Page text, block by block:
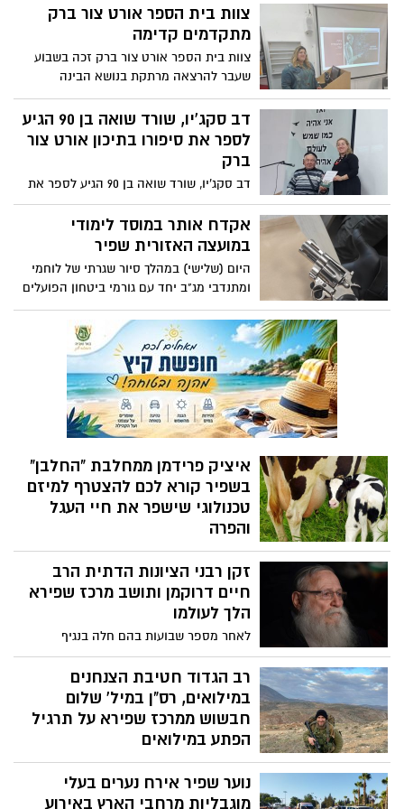
צאיג וקיבלו זריקת מוטיבציה לקראת השרות
הצבאי והחיים עצמם.
צוות בית הספר אורט צור ברק
מתקדמים קדימה
צוות בית הספר אורט צור ברק זכה בשבוע
שעבר להרצאה מרתקת בנושא הבינה
המלאכותית על ידי אביטל טוויטו אחת
המורות בצוות ומומחית בתחום
דב סקג'יו, שורד שואה בן 90 הגיע
לספר את סיפורו בתיכון אורט צור
ברק
דב סקג'יו, שורד שואה בן 90 הגיע לספר את
סיפורו לצוות המורים והתלמידים בבית הספר
התיכון אורט צור ברק. "אני מודה בכל לבי
לדב על השיתוף המרגש בזכותו ושכמותו אנו
המנהלת סיגל כהן
אקדח אותר במוסד לימודי
במועצה האזורית שפיר
היום (שלישי) במהלך סיור שגרתי של לוחמי
ומתנדבי מג"ב יחד עם גורמי ביטחון הפועלים
במועצה האזורית שפיר בדרום הבחינו
הכוחות בחפץ שהעלה את חשדם.
איציק פרידמן ממחלבת "החלבן"
בשפיר קורא לכם להצטרף למיזם
טכנולוגי שישפר את חיי העגל
והפרה
איציק פרידמן ממושב שפיר השקיע כ-600
אלף שקל ליצירת מכשור מיוחד לצורך הטמעת
טכנולוגיה בה לא יופרד העגל מאמו לאחר
הלידה. מדובר בבניית מכשור שיאפשר
כעת הוא יוצא במבצע גיוס המונים להשלמת
חיי העגל והפרה" היעד הוא חצי מיליון שקלים
שיאפשרו לסיים את הפרויקט
זקן רבני הציונות הדתית הרב
חיים דרוקמן ותושב מרכז שפירא
הלך לעולמו
לאחר מספר שבועות בהם חלה בנגיף
הקורונה הלך לעולמו זקן רבני הציונות הדתית,
ותושב המועצהנהאזורית שפיר, הרב חיים
דרוקמן בבית החולים הדסה עין כרם
בירושלים בן 90 היה בפטירתו מכל קצות
הקשת הפוליטית ספדו אחר לכתו
רב הגדוד חטיבת הצנחנים
במילואים, רס"ן במיל' שלום
חבשוש ממרכז שפירא על תרגיל
הפתע במילואים
רס״ן במיל' שלום חבשוש, רב הגדוד 7063 של
עם אשתו ושבעת ילדיהם במרכז שפירא ר"מ
נוער שפיר אירח נערים בעלי
מוגבליות מרחבי הארץ באירוע